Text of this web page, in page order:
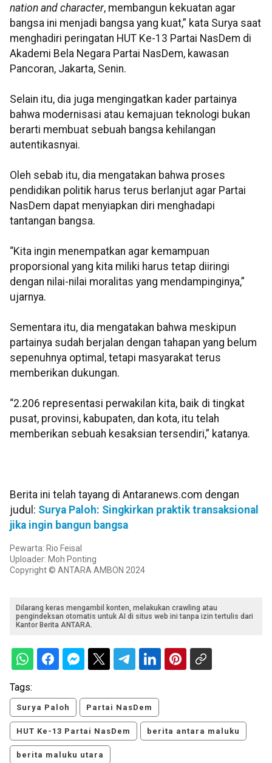
nation and character, membangun kekuatan agar
bangsa ini menjadi bangsa yang kuat,” kata Surya saat
menghadiri peringatan HUT Ke-13 Partai NasDem di
Akademi Bela Negara Partai NasDem, kawasan
Pancoran, Jakarta, Senin.
Selain itu, dia juga mengingatkan kader partainya
bahwa modernisasi atau kemajuan teknologi bukan
berarti membuat sebuah bangsa kehilangan
autentikasnyai.
Oleh sebab itu, dia mengatakan bahwa proses
pendidikan politik harus terus berlanjut agar Partai
NasDem dapat menyiapkan diri menghadapi
tantangan bangsa.
“Kita ingin menempatkan agar kemampuan
proporsional yang kita miliki harus tetap diiringi
dengan nilai-nilai moralitas yang mendampinginya,”
ujarnya.
Sementara itu, dia mengatakan bahwa meskipun
partainya sudah berjalan dengan tahapan yang belum
sepenuhnya optimal, tetapi masyarakat terus
memberikan dukungan.
“2.206 representasi perwakilan kita, baik di tingkat
pusat, provinsi, kabupaten, dan kota, itu telah
memberikan sebuah kesaksian tersendiri,” katanya.
Berita ini telah tayang di Antaranews.com dengan
judul: Surya Paloh: Singkirkan praktik transaksional
jika ingin bangun bangsa
Pewarta: Rio Feisal
Uploader: Moh Ponting
Copyright © ANTARA AMBON 2024
Dilarang keras mengambil konten, melakukan crawling atau
pengindeksan otomatis untuk AI di situs web ini tanpa izin tertulis dari
Kantor Berita ANTARA.
Tags:
Surya Paloh Partai NasDem
HUT Ke-13 Partai NasDem berita antara maluku
berita maluku utara